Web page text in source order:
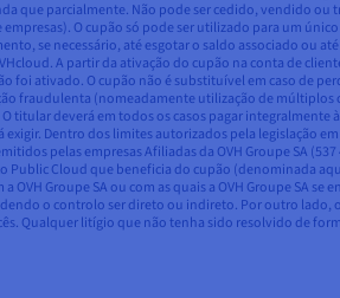
que parcialmente. Não pode ser cedido, vendido
O cupão só pode ser utilizado para um
se necessário, até esgotar o saldo associado ou
A partir da ativação do cupão na conta de
ativado. O cupão não é substituível em caso de
fraudulenta (nomeadamente utilização de múltiplos
deverá em todos os casos pagar
Dentro dos limites autorizados pela legislação
pelas empresas Afiliadas da OVH Groupe SA
Cloud que beneficia do cupão (denominada
Groupe SA ou com as quais a OVH Groupe SA
o controlo ser direto ou indireto. Por outro lado,
Qualquer litígio que não tenha sido resolvido de